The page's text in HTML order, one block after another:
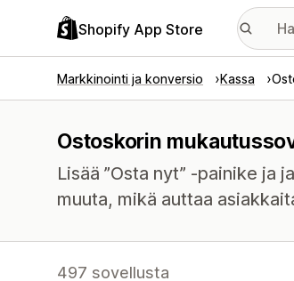
Shopify App Store
Markkinointi ja konversio Kassa
Ostoskorin
Lisää ”Osta nyt” -painike ja
muuta, mikä auttaa
497 sovellusta